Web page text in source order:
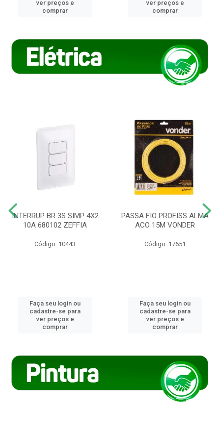
ver preços e
comprar
ver preços e
comprar
INTERRUP BR 3S SIMP 4X2
10A 680102 ZEFFIA
Código: 10443
Faça seu login ou
cadastre-se para
ver preços e
comprar
PASSA FIO PROFISS ALMA
ACO 15M VONDER
Código: 17651
Faça seu login ou
cadastre-se para
ver preços e
comprar